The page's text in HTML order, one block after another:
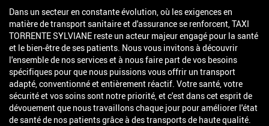
Dans un secteur en constante évolution, où les exigences en
matière de transport sanitaire et d'assurance se renforcent, TAXI
TORRENTE SYLVIANE reste un acteur majeur engagé pour la santé
et le bien-être de ses patients. Nous vous invitons à découvrir
l'ensemble de nos services et à nous faire part de vos besoins
spécifiques pour que nous puissions vous offrir un transport
adapté, conventionné et entièrement réactif. Votre santé, votre
sécurité et vos soins sont notre priorité, et c'est dans cet esprit de
dévouement que nous travaillons chaque jour pour améliorer l'état
de santé de nos patients grâce à des transports de haute qualité.